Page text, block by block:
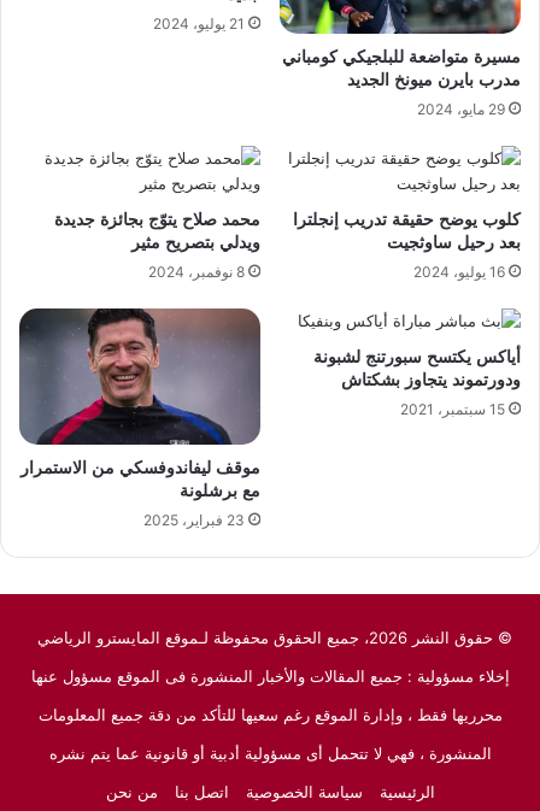
مسيرة متواضعة للبلجيكي كومباني
مدرب بايرن ميونخ الجديد
29 مايو، 2024
21 يوليو، 2024
كلوب يوضح حقيقة تدريب إنجلترا
بعد رحيل ساوثجيت
16 يوليو، 2024
محمد صلاح يتوّج بجائزة جديدة
ويدلي بتصريح مثير
8 نوفمبر، 2024
أياكس يكتسح سبورتنج لشبونة
ودورتموند يتجاوز بشكتاش
15 سبتمبر، 2021
موقف ليفاندوفسكي من الاستمرار
مع برشلونة
23 فبراير، 2025
© حقوق النشر 2026، جميع الحقوق محفوظة لـموقع المايسترو الرياضي
إخلاء مسؤولية : جميع المقالات والأخبار المنشورة فى الموقع مسؤول عنها
محرريها فقط ، وإدارة الموقع رغم سعيها للتأكد من دقة جميع المعلومات
المنشورة ، فهي لا تتحمل أى مسؤولية أدبية أو قانونية عما يتم نشره
الرئيسية
سياسة الخصوصية اتصل بنا من نحن